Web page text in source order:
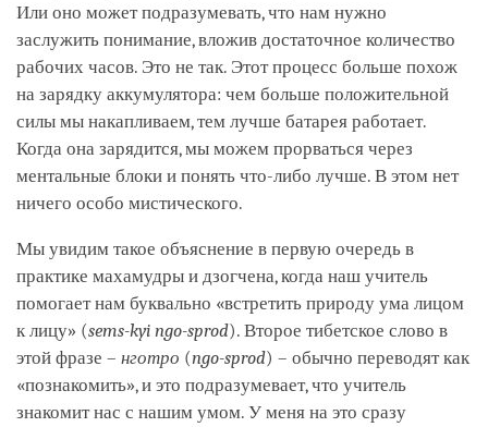
Или оно может подразумевать, что нам нужно
заслужить понимание, вложив достаточное количество
рабочих часов. Это не так. Этот процесс больше похож
на зарядку аккумулятора: чем больше положительной
силы мы накапливаем, тем лучше батарея работает.
Когда она зарядится, мы можем прорваться через
ментальные блоки и понять что-либо лучше. В этом нет
ничего особо мистического.
Мы увидим такое объяснение в первую очередь в
практике махамудры и дзогчена, когда наш учитель
помогает нам буквально «встретить природу ума лицом
к лицу» (sems-kyi ngo-sprod). Второе тибетское слово в
этой фразе – нготро (ngo-sprod) – обычно переводят как
«познакомить», и это подразумевает, что учитель
знакомит нас с нашим умом. У меня на это сразу